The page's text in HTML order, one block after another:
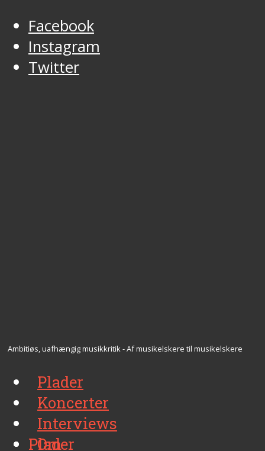
Facebook
Instagram
Twitter
Ambitiøs, uafhængig musikkritik - Af musikelskere til musikelskere
Plader
Koncerter
Interviews
Om
Plader